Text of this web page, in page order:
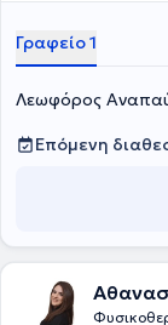
Γραφείο 1
Λεωφόρος
Επόμενη